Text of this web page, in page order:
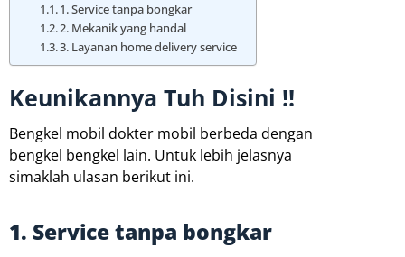
1. Service tanpa bongkar
2. Mekanik yang handal
3. Layanan home delivery service
Keunikannya Tuh Disini !!
Bengkel mobil dokter mobil berbeda dengan
bengkel bengkel lain. Untuk lebih jelasnya
simaklah ulasan berikut ini.
1. Service tanpa bongkar